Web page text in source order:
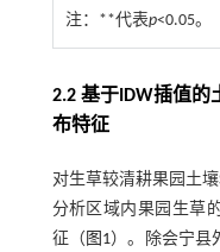
注： **代表p<0.05。
2.2 基于IDW插值的
布特征
对生草较清耕果园土壤
分析区域内果园生草
征（ 图1）。除会宁县